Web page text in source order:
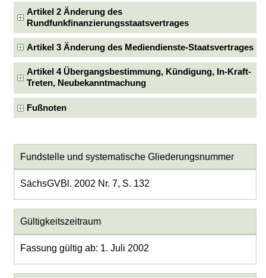
Artikel 2 Änderung des
Rundfunkfinanzierungsstaatsvertrages
Artikel 3 Änderung des Mediendienste-Staatsvertrages
Artikel 4 Übergangsbestimmung, Kündigung, In-Kraft-
Treten, Neubekanntmachung
Fußnoten
Fundstelle und systematische Gliederungsnummer
SächsGVBl. 2002 Nr. 7, S. 132
Gültigkeitszeitraum
Fassung gültig ab: 1. Juli 2002